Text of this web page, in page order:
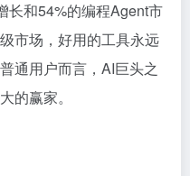
长和54%的编程Agent市
市场，好用的工具永远
通用户而言，AI巨头之
的赢家。